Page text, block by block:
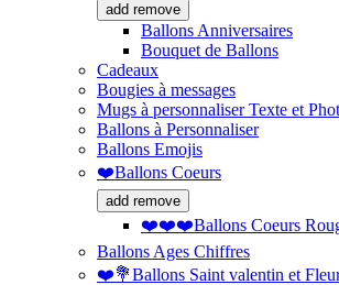
add remove
Ballons Anniversaires
Bouquet de Ballons
Cadeaux
Bougies à messages
Mugs à personnaliser Texte et
Ballons à Personnaliser
Ballons Emojis
❤️Ballons Coeurs
add remove
❤️❤️❤️Ballons Coeurs
Ballons Ages Chiffres
❤️💐Ballons Saint valentin et